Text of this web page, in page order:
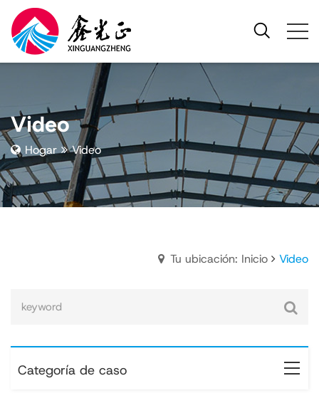
Video
Hogar Video
Tu ubicación: Inicio Video
Categoría de caso